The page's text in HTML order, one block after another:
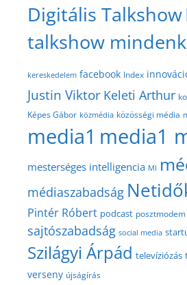
Digitális Talkshow
talkshow
kereskedelem facebook Index
Justin Viktor Keleti Arthur
Képes Gábor közmédia közösségi média
media1 media1
mesterséges intelligencia MI
médiaszabadság
Pintér Róbert podcast posztmodem
sajtószabadság social media
Szilágyi Árpád televíziózás
verseny újságírás